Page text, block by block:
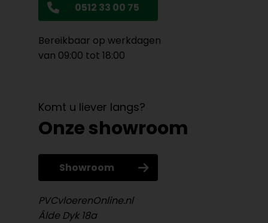
0512 33 00 75
Bereikbaar op werkdagen
van 09:00 tot 18:00
Komt u liever langs?
Onze showroom
Showroom
PVCvloerenOnline.nl
Âlde Dyk 18a